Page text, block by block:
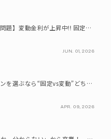
【住宅ローン借換問題】変動金利が上昇中!! 固定に借り換えるなら今が正解って本当? シミュレーションで比較してみよう
JUN. 01, 2026
これから住宅ローンを選ぶなら“固定vs変動”どちらが正解? 9割が利用したいと答えた「いま決めなくてもいい」ローンとは!?
APR. 09, 2026